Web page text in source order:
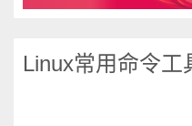
Linux常用命令工